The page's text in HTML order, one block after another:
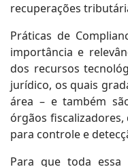
recuperações
Práticas de
importância e
dos recursos
jurídico, os quais
área – e também
órgãos
para controle e
Para que toda essa